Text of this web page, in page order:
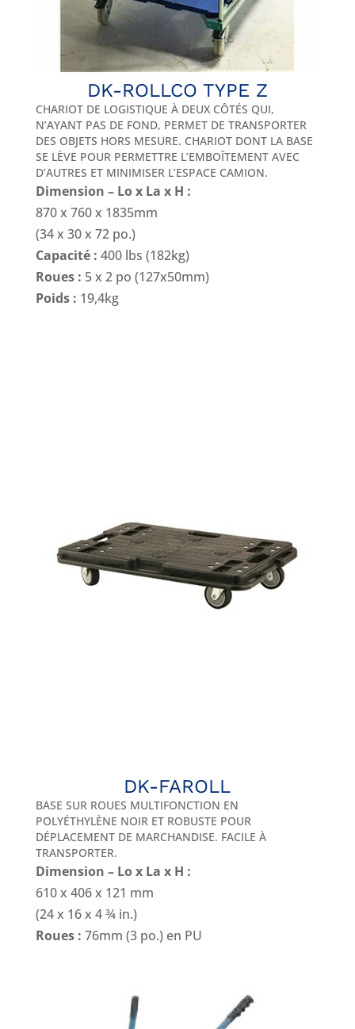
DK-ROLLCO TYPE Z
CHARIOT DE LOGISTIQUE À DEUX CÔTÉS QUI,
N’AYANT PAS DE FOND, PERMET DE TRANSPORTER
DES OBJETS HORS MESURE. CHARIOT DONT LA BASE
SE LÈVE POUR PERMETTRE L’EMBOÎTEMENT AVEC
D’AUTRES ET MINIMISER L’ESPACE CAMION.
Dimension – Lo x La x H :
870 x 760 x 1835mm
(34 x 30 x 72 po.)
Capacité : 400 lbs (182kg)
Roues : 5 x 2 po (127x50mm)
Poids : 19,4kg
DK-FAROLL
BASE SUR ROUES MULTIFONCTION EN
POLYÉTHYLÈNE NOIR ET ROBUSTE POUR
DÉPLACEMENT DE MARCHANDISE. FACILE À
TRANSPORTER.
Dimension – Lo x La x H :
610 x 406 x 121 mm
(24 x 16 x 4 ¾ in.)
Roues : 76mm (3 po.) en PU